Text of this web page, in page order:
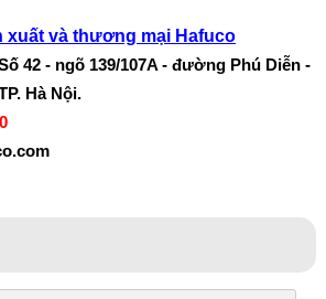
xuất và thương mại Hafuco
42 - ngõ 139/107A - đường Phú Diễn -
Hà Nội.